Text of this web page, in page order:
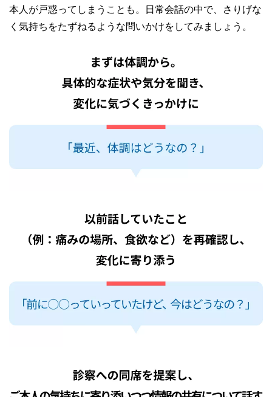
本人が戸惑ってしまうことも。日常会話の中で、さりげな
く気持ちをたずねるような問いかけをしてみましょう。